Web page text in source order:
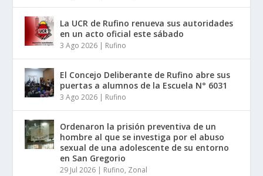
La UCR de Rufino renueva sus autoridades
en un acto oficial este sábado
3 Ago 2026 | Rufino
El Concejo Deliberante de Rufino abre sus
puertas a alumnos de la Escuela N° 6031
3 Ago 2026 | Rufino
Ordenaron la prisión preventiva de un
hombre al que se investiga por el abuso
sexual de una adolescente de su entorno
en San Gregorio
29 Jul 2026 | Rufino, Zonal